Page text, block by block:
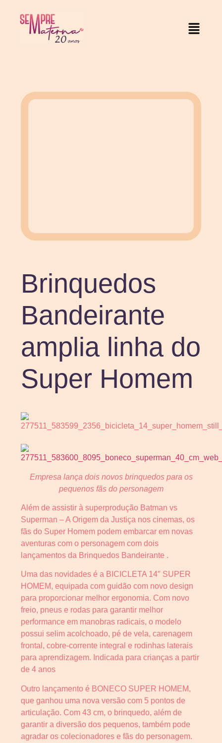
Brinquedos
Bandeirante
amplia linha do
Super Homem
Empresa lança dois novos brinquedos para os
pequenos fãs do personagem
Além de assistir à superprodução Batman vs
Superman – A Origem da Justiça nos cinemas, os
fãs do Super Homem podem embarcar em novas
aventuras com o personagem com dois
lançamentos da Brinquedos Bandeirante .
Uma das novidades é a BICICLETA 14″ SUPER
HOMEM, equipada com guidão com novo design
para proporcionar melhor ergonomia. Com novo
freio, pneus e rodas para garantir melhor
performance em manobras radicais, o modelo
possui selim acolchoado, pé de vela, carenagem
frontal, cobre-corrente integral e rodinhas laterais
para aprendizagem. Indicada para crianças a partir
de 4 anos
Outro lançamento é BONECO SUPER HOMEM,
que ganhou uma nova versão com 5 pontos de
articulação. Com 43 cm, o brinquedo, além de
garantir a diversão dos pequenos, também pode
agradar os colecionadores e fãs do personagem.